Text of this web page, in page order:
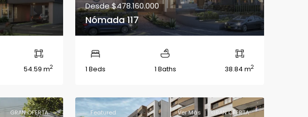
54.59 m2
Desde$478.160.000
Nómada 117
1 Beds 1 Baths 38.84 m2
GRAN OFERTA Featured Ver Más GRAN OFERTA